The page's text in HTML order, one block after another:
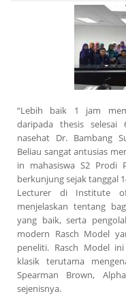
“Lebih baik 1 jam
daripada thesis
nasehat Dr. Bambang
Beliau sangat antusias
in mahasiswa S2 Prodi
berkunjung sejak tanggal
Lecturer di Institute
menjelaskan tentang
yang baik, serta
modern Rasch Model
peneliti. Rasch Model
klasik terutama
Spearman Brown,
sejenisnya.